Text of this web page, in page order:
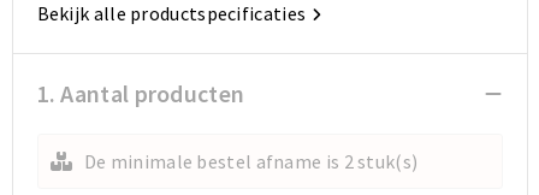
Sinterklaas
Schoudertassen
Rugzakken
Schoudertassen
Rugzakken
Bekijk alle productspecificaties
1. Aantal producten
De minimale bestel afname is 2 stuk(s)